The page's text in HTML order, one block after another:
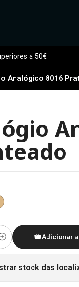
a 50€
Analógico 8016
Adicionar
stock das